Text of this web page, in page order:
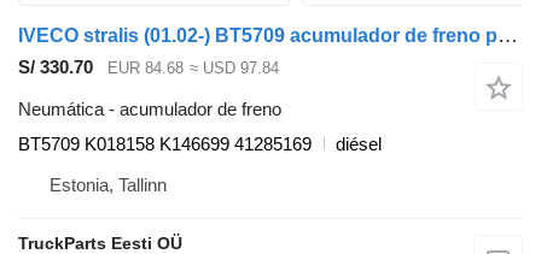
IVECO stralis (01.02-) BT5709 acumulador de freno para IVECO Stralis, Trakker (2002-) cabeza tractora
S/ 330.70 EUR 84.68 ≈ USD 97.84
Neumática - acumulador de freno
BT5709 K018158 K146699 41285169
diésel
Estonia, Tallinn
TruckParts Eesti OÜ